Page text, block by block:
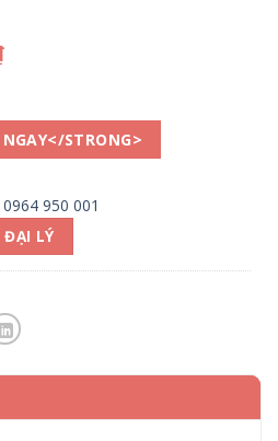
STRONG>
950 001
ĐẠI LÝ